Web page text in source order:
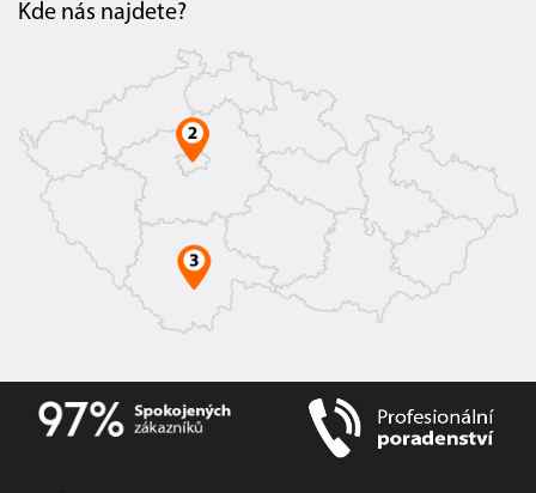
Šetrné čištění křehkých sklenic
Brilliant GlassCare
sklenic. Program „Jemný“ myje při pouhých 45 °C.
Sklenice na víno jsou bezpečně umístěny v držáku
na sklenice
FlexCare
se silikonovými výplněmi. Po
ukončení mycího programu se myčka díky
patentované funkci
AutoOpen
automaticky otevře.
Sklenice doschnou bez nutnosti následného leštění
a dostanou optimální péči díky našim přesně
přizpůsobeným mycím prostředkům se složením pro
ochranu skla.
Přizpůsobená spotřeba
Oplachujte s čistým svědomím i malá množství
nádobí: Myčka nádobí automaticky měří téměř ve
Kde nás najdete?